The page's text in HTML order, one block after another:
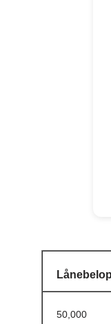
50,000